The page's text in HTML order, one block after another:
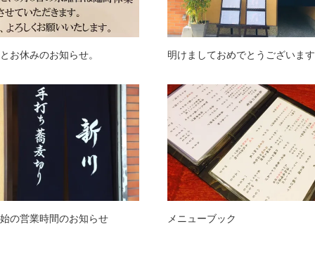
お休みのお知らせ。 明けましておめでとうございます
の営業時間のお知らせ メニューブック